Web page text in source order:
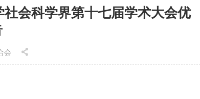
会科学界第十七届学术大会优
会